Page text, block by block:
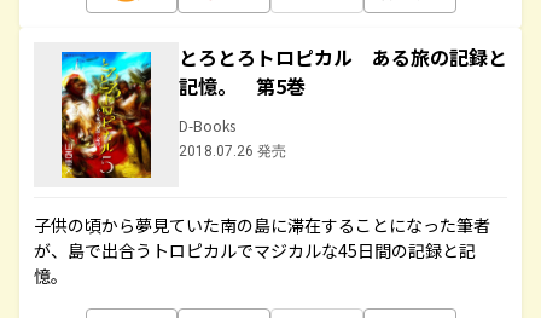
とろとろトロピカル ある旅の記録と
記憶。 第5巻
D-Books
2018.07.26 発売
子供の頃から夢見ていた南の島に滞在することになった筆者
が、島で出合うトロピカルでマジカルな45日間の記録と記
憶。